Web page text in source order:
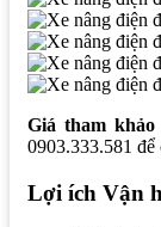
Giá tham khảo
0903.333.581 để
Lợi ích Vận